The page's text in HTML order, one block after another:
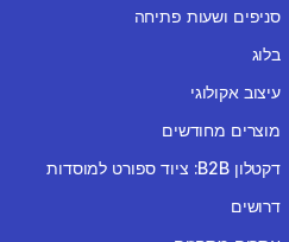
סניפים ושעות פתיחה
בלוג
עיצוב אקולוגי
מוצרים מחודשים
דקטלון B2B: ציוד ספורט למוסדות
דרושים